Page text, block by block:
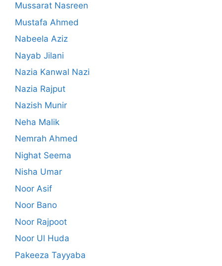
Mussarat Nasreen
Mustafa Ahmed
Nabeela Aziz
Nayab Jilani
Nazia Kanwal Nazi
Nazia Rajput
Nazish Munir
Neha Malik
Nemrah Ahmed
Nighat Seema
Nisha Umar
Noor Asif
Noor Bano
Noor Rajpoot
Noor Ul Huda
Pakeeza Tayyaba